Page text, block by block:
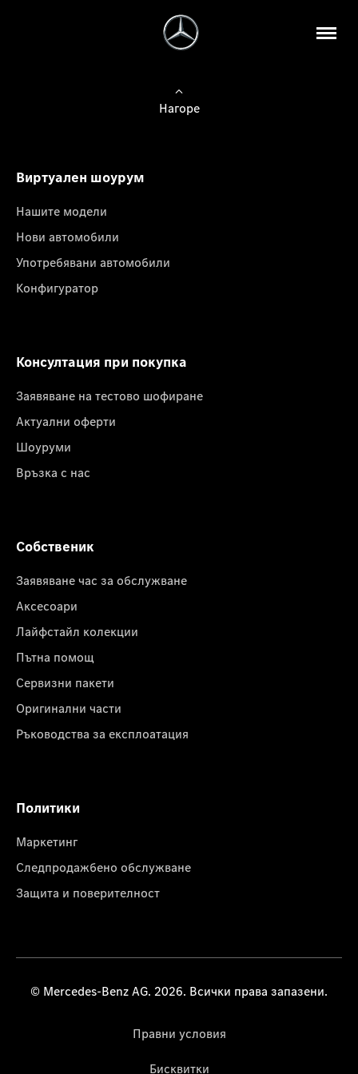
Нагоре
Виртуален шоурум
Нашите модели
Нови автомобили
Употребявани автомобили
Конфигуратор
Консултация при покупка
Заявяване на тестово шофиране
Актуални оферти
Шоуруми
Връзка с нас
Собственик
Заявяване час за обслужване
Аксесоари
Лайфстайл колекции
Пътна помощ
Сервизни пакети
Оригинални части
Ръководства за експлоатация
Политики
Маркетинг
Следпродажбено обслужване
Защита и поверителност
© Mercedes-Benz AG. 2026. Всички права запазени.
Правни условия
Бисквитки